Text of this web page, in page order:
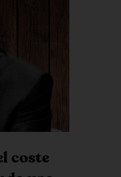
coste